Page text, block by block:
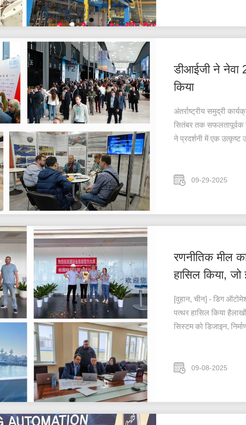
डीआईजी ने नेवा
किया
अंतर्राष्ट्रीय समुद्री
सितंबर तक सफलतापूर्वक
ने प्रदर्शनी में एक उत्कृष्ट
09-29-2025
रणनीतिक मील
हासिल किया,
[वुहान, चीन] - डिग
पत्थर हासिल किया
सिस्टम को डिजाइन,
09-08-2025